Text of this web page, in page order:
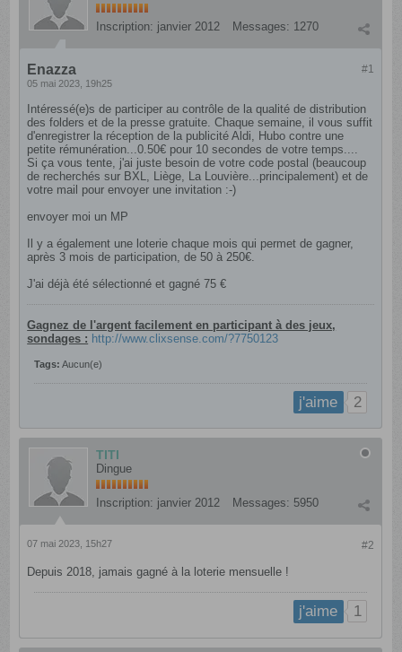
Inscription: janvier 2012 Messages: 1270
#1
Enazza
05 mai 2023, 19h25
Intéressé(e)s de participer au contrôle de la qualité de distribution
des folders et de la presse gratuite. Chaque semaine, il vous suffit
d'enregistrer la réception de la publicité Aldi, Hubo contre une
petite rémunération...0.50€ pour 10 secondes de votre temps....
Si ça vous tente, j'ai juste besoin de votre code postal (beaucoup
de recherchés sur BXL, Liège, La Louvière...principalement) et de
votre mail pour envoyer une invitation :-)
envoyer moi un MP
Il y a également une loterie chaque mois qui permet de gagner,
après 3 mois de participation, de 50 à 250€.
J'ai déjà été sélectionné et gagné 75 €​
Gagnez de l'argent facilement en participant à des jeux,
sondages : http://www.clixsense.com/?7750123
Tags: Aucun(e)
j'aime 2
TITI
Dingue
Inscription: janvier 2012 Messages: 5950
#2
07 mai 2023, 15h27
Depuis 2018, jamais gagné à la loterie mensuelle !
j'aime 1